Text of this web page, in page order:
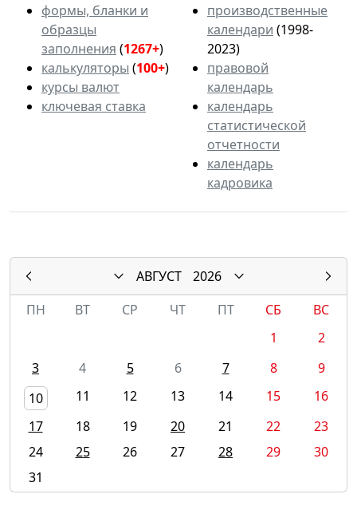
формы, бланки и
образцы
заполнения (1267+)
калькуляторы (100+)
курсы валют
ключевая ставка
производственные
календари (1998-
2023)
правовой
календарь
календарь
статистической
отчетности
календарь
кадровика
АВГУСТ
2026
ПН
ВТ СР ЧТ ПТ СБ
ВС
1
2
3
4 5 6 7 8
9
10
11 12 13 14 15
16
17
18 19 20 21 22
23
24
25 26 27 28 29
30
31